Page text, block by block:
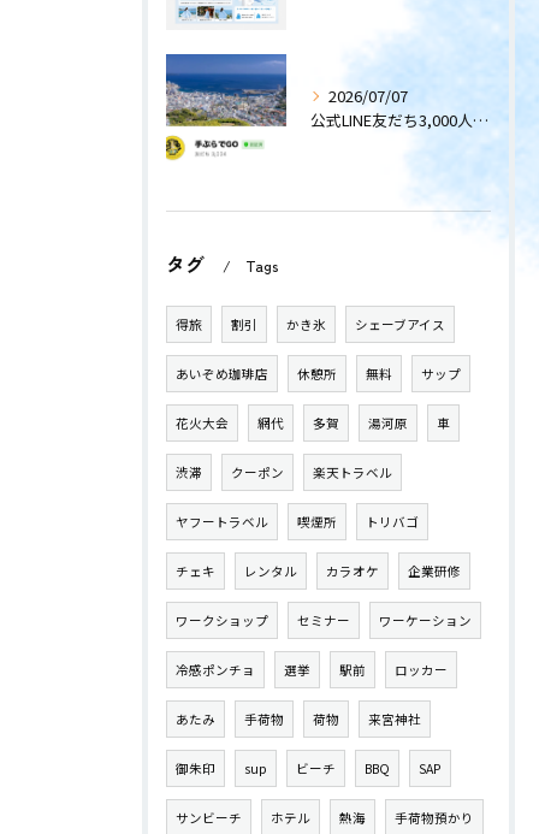
2026/07/07
公式LINE友だち3,000人突破！
タグ Tags
得旅 割引 かき氷 シェーブアイス
あいぞめ珈琲店 休憩所 無料 サップ
花火大会 網代 多賀 湯河原 車
渋滞 クーポン 楽天トラベル
ヤフートラベル 喫煙所 トリバゴ
チェキ レンタル カラオケ 企業研修
ワークショップ セミナー ワーケーション
冷感ポンチョ 選挙 駅前 ロッカー
あたみ 手荷物 荷物 来宮神社
御朱印 sup ビーチ BBQ SAP
サンビーチ ホテル 熱海 手荷物預かり